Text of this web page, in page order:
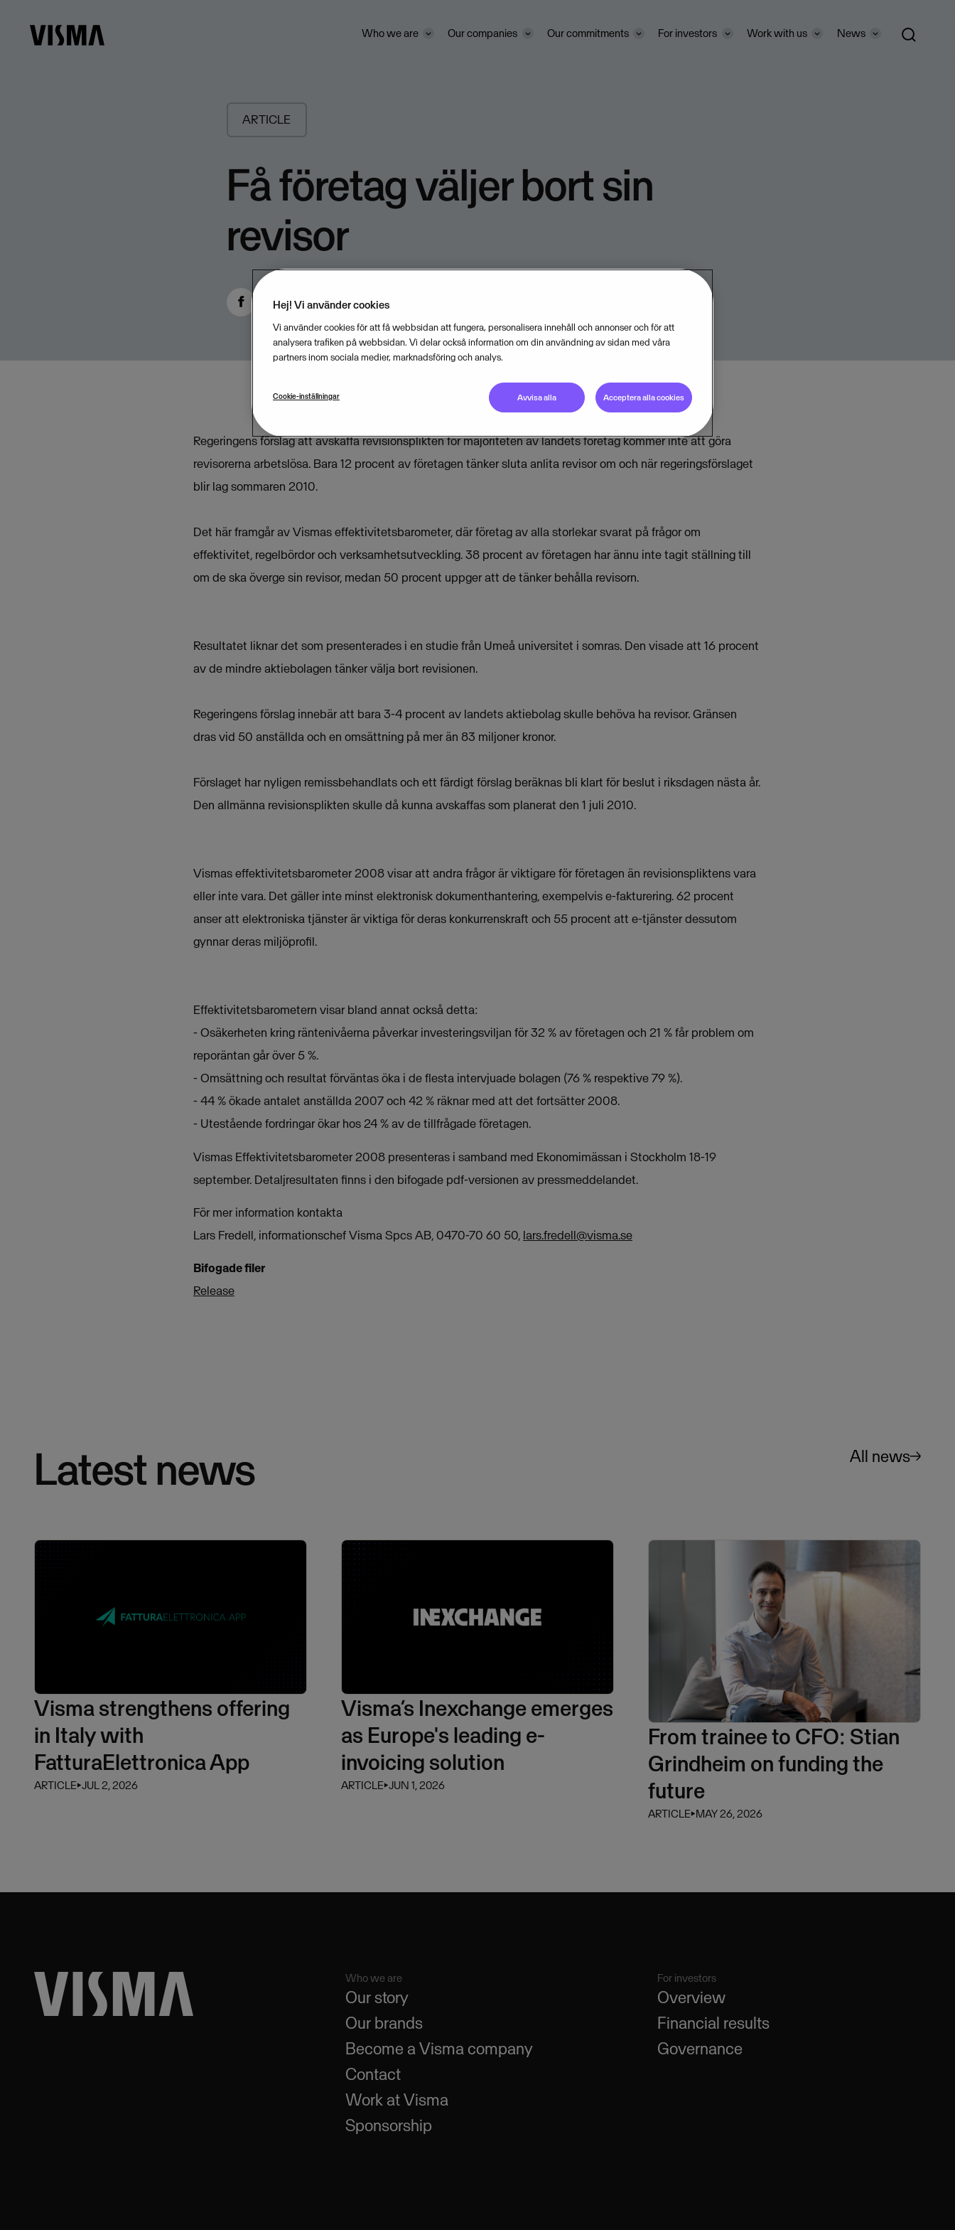
Who we are Our companies Our commitments For investors Work with us News
ARTICLE
Få företag väljer bort sin
revisor
SEPTEMBER 18, 2008
Regeringens förslag att avskaffa revisionsplikten för majoriteten av landets företag kommer inte att göra
revisorerna arbetslösa. Bara 12 procent av företagen tänker sluta anlita revisor om och när regeringsförslaget
blir lag sommaren 2010.
Det här framgår av Vismas effektivitetsbarometer, där företag av alla storlekar svarat på frågor om
effektivitet, regelbördor och verksamhetsutveckling. 38 procent av företagen har ännu inte tagit ställning till
om de ska överge sin revisor, medan 50 procent uppger att de tänker behålla revisorn.
Resultatet liknar det som presenterades i en studie från Umeå universitet i somras. Den visade att 16 procent
av de mindre aktiebolagen tänker välja bort revisionen.
Regeringens förslag innebär att bara 3-4 procent av landets aktiebolag skulle behöva ha revisor. Gränsen
dras vid 50 anställda och en omsättning på mer än 83 miljoner kronor.
Förslaget har nyligen remissbehandlats och ett färdigt förslag beräknas bli klart för beslut i riksdagen nästa år.
Den allmänna revisionsplikten skulle då kunna avskaffas som planerat den 1 juli 2010.
Vismas effektivitetsbarometer 2008 visar att andra frågor är viktigare för företagen än revisionspliktens vara
eller inte vara. Det gäller inte minst elektronisk dokumenthantering, exempelvis e-fakturering. 62 procent
anser att elektroniska tjänster är viktiga för deras konkurrenskraft och 55 procent att e-tjänster dessutom
gynnar deras miljöprofil.
Effektivitetsbarometern visar bland annat också detta:
- Osäkerheten kring räntenivåerna påverkar investeringsviljan för 32 % av företagen och 21 % får problem om
reporäntan går över 5 %.
- Omsättning och resultat förväntas öka i de flesta intervjuade bolagen (76 % respektive 79 %).
- 44 % ökade antalet anställda 2007 och 42 % räknar med att det fortsätter 2008.
- Utestående fordringar ökar hos 24 % av de tillfrågade företagen.
Vismas Effektivitetsbarometer 2008 presenteras i samband med Ekonomimässan i Stockholm 18-19
september. Detaljresultaten finns i den bifogade pdf-versionen av pressmeddelandet.
För mer information kontakta
Lars Fredell, informationschef Visma Spcs AB, 0470-70 60 50, lars.fredell@visma.se
Bifogade filer
Release
Latest news All news
Visma strengthens offering
in Italy with
FatturaElettronica App
ARTICLE⏵JUL 2, 2026
Visma’s Inexchange emerges
as Europe's leading e-
invoicing solution
ARTICLE⏵JUN 1, 2026
From trainee to CFO: Stian
Grindheim on funding the
future
ARTICLE⏵MAY 26, 2026
Who we are
Our story
Our brands
Become a Visma company
Contact
Work at Visma
Sponsorship
For investors
Overview
Financial results
Governance
Hej! Vi använder cookies
Vi använder cookies för att få webbsidan att fungera, personalisera innehåll och annonser och för att
analysera trafiken på webbsidan. Vi delar också information om din användning av sidan med våra
partners inom sociala medier, marknadsföring och analys.
Cookie-inställningar Avvisa alla Acceptera alla cookies